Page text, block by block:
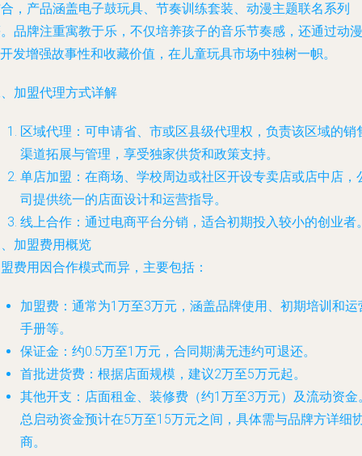
，产品涵盖电子鼓玩具、节奏训练套装、动漫主题联名系列
品牌注重寓教于乐，不仅培养孩子的音乐节奏感，还通过动漫
发增强故事性和收藏价值，在儿童玩具市场中独树一帜。
加盟代理方式详解
区域代理：可申请省、市或区县级代理权，负责该区域的销
渠道拓展与管理，享受独家供货和政策支持。
单店加盟：在商场、学校周边或社区开设专卖店或店中店，
司提供统一的店面设计和运营指导。
线上合作：通过电商平台分销，适合初期投入较小的创业者
加盟费用概览
费用因合作模式而异，主要包括：
加盟费：通常为1万至3万元，涵盖品牌使用、初期培训和运
手册等。
保证金：约0.5万至1万元，合同期满无违约可退还。
首批进货费：根据店面规模，建议2万至5万元起。
其他开支：店面租金、装修费（约1万至3万元）及流动资金
总启动资金预计在5万至15万元之间，具体需与品牌方详细
商。